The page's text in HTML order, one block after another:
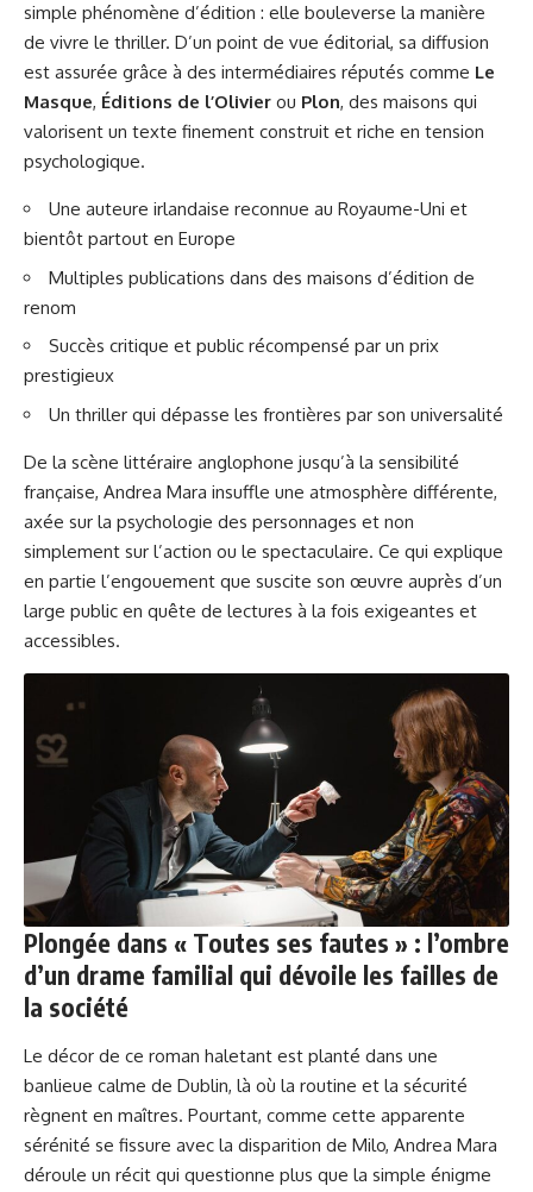
simple phénomène d’édition : elle bouleverse la manière
de vivre le thriller. D’un point de vue éditorial, sa diffusion
est assurée grâce à des intermédiaires réputés comme Le
Masque, Éditions de l’Olivier ou Plon, des maisons qui
valorisent un texte finement construit et riche en tension
psychologique.
Une auteure irlandaise reconnue au Royaume-Uni et
bientôt partout en Europe
Multiples publications dans des maisons d’édition de
renom
Succès critique et public récompensé par un prix
prestigieux
Un thriller qui dépasse les frontières par son universalité
De la scène littéraire anglophone jusqu’à la sensibilité
française, Andrea Mara insuffle une atmosphère différente,
axée sur la psychologie des personnages et non
simplement sur l’action ou le spectaculaire. Ce qui explique
en partie l’engouement que suscite son œuvre auprès d’un
large public en quête de lectures à la fois exigeantes et
accessibles.
Plongée dans « Toutes ses fautes » : l’ombre
d’un drame familial qui dévoile les failles de
la société
Le décor de ce roman haletant est planté dans une
banlieue calme de Dublin, là où la routine et la sécurité
règnent en maîtres. Pourtant, comme cette apparente
sérénité se fissure avec la disparition de Milo, Andrea Mara
déroule un récit qui questionne plus que la simple énigme